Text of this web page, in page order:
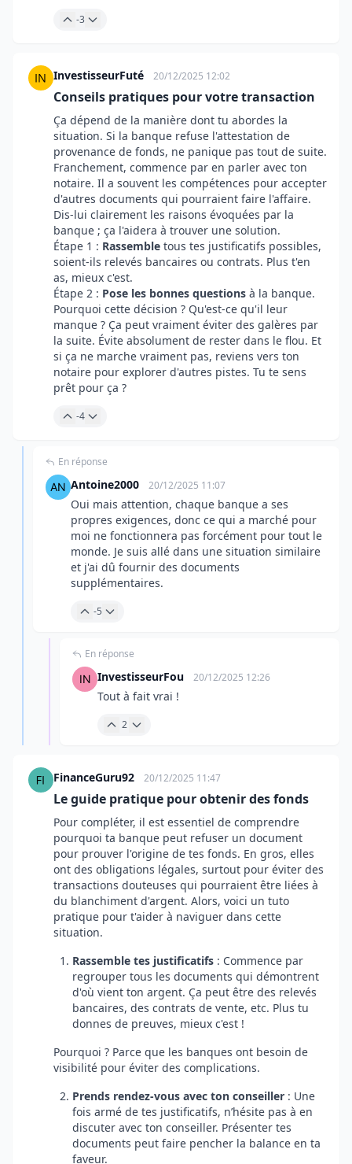
-3
InvestisseurFuté 20/12/2025 12:02
Conseils pratiques pour votre transaction
Ça dépend de la manière dont tu abordes la
situation. Si la banque refuse l'attestation de
provenance de fonds, ne panique pas tout de suite.
Franchement, commence par en parler avec ton
notaire. Il a souvent les compétences pour accepter
d'autres documents qui pourraient faire l'affaire.
Dis-lui clairement les raisons évoquées par la
banque ; ça l'aidera à trouver une solution.
Étape 1 : Rassemble tous tes justificatifs possibles,
soient-ils relevés bancaires ou contrats. Plus t'en
as, mieux c'est.
Étape 2 : Pose les bonnes questions à la banque.
Pourquoi cette décision ? Qu'est-ce qu'il leur
manque ? Ça peut vraiment éviter des galères par
la suite. Évite absolument de rester dans le flou. Et
si ça ne marche vraiment pas, reviens vers ton
notaire pour explorer d'autres pistes. Tu te sens
prêt pour ça ?
-4
En réponse
Antoine2000 20/12/2025 11:07
Oui mais attention, chaque banque a ses
propres exigences, donc ce qui a marché pour
moi ne fonctionnera pas forcément pour tout le
monde. Je suis allé dans une situation similaire
et j'ai dû fournir des documents
supplémentaires.
-5
En réponse
InvestisseurFou 20/12/2025 12:26
Tout à fait vrai !
2
FinanceGuru92 20/12/2025 11:47
Le guide pratique pour obtenir des fonds
Pour compléter, il est essentiel de comprendre
pourquoi ta banque peut refuser un document
pour prouver l'origine de tes fonds. En gros, elles
ont des obligations légales, surtout pour éviter des
transactions douteuses qui pourraient être liées à
du blanchiment d'argent. Alors, voici un tuto
pratique pour t'aider à naviguer dans cette
situation.
Rassemble tes justificatifs : Commence par
regrouper tous les documents qui démontrent
d'où vient ton argent. Ça peut être des relevés
bancaires, des contrats de vente, etc. Plus tu
donnes de preuves, mieux c'est !
Pourquoi ? Parce que les banques ont besoin de
visibilité pour éviter des complications.
Prends rendez-vous avec ton conseiller : Une
fois armé de tes justificatifs, n’hésite pas à en
discuter avec ton conseiller. Présenter tes
documents peut faire pencher la balance en ta
faveur.